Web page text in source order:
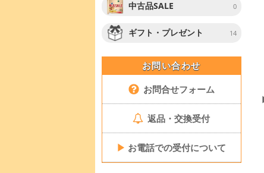
中古品SALE 0
ギフト・プレゼント 14
お問い合わせ
お問合せフォーム
返品・交換受付
▶ お電話での受付について